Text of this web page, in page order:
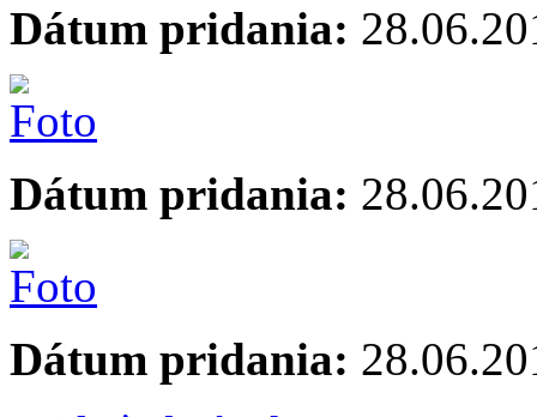
Dátum pridania:
Dátum pridania:
Dátum pridania: